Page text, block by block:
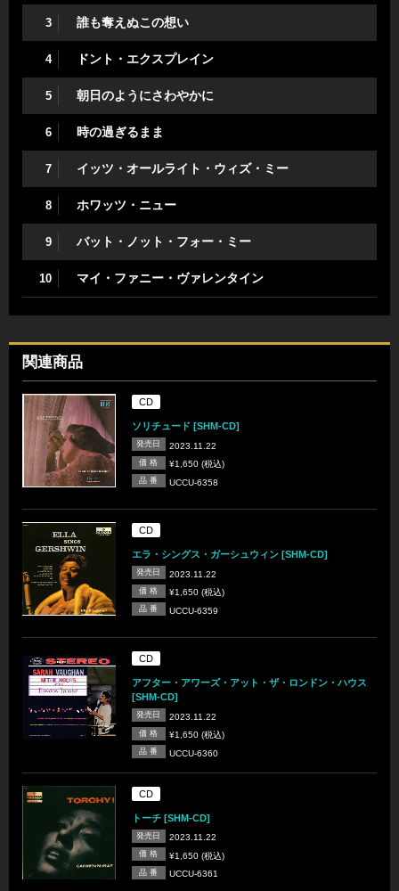
3 誰も奪えぬこの想い
4 ドント・エクスプレイン
5 朝日のようにさわやかに
6 時の過ぎるまま
7 イッツ・オールライト・ウィズ・ミー
8 ホワッツ・ニュー
9 バット・ノット・フォー・ミー
10 マイ・ファニー・ヴァレンタイン
関連商品
CD
ソリチュード [SHM-CD]
発売日 2023.11.22
価 格 ¥1,650 (税込)
品 番 UCCU-6358
CD
エラ・シングス・ガーシュウィン [SHM-CD]
発売日 2023.11.22
価 格 ¥1,650 (税込)
品 番 UCCU-6359
CD
アフター・アワーズ・アット・ザ・ロンドン・ハウス
[SHM-CD]
発売日 2023.11.22
価 格 ¥1,650 (税込)
品 番 UCCU-6360
CD
トーチ [SHM-CD]
発売日 2023.11.22
価 格 ¥1,650 (税込)
品 番 UCCU-6361